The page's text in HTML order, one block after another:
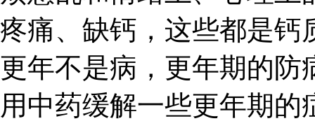
疼痛、缺钙，这些都是钙
更年不是病，更年期的防
用中药缓解一些更年期